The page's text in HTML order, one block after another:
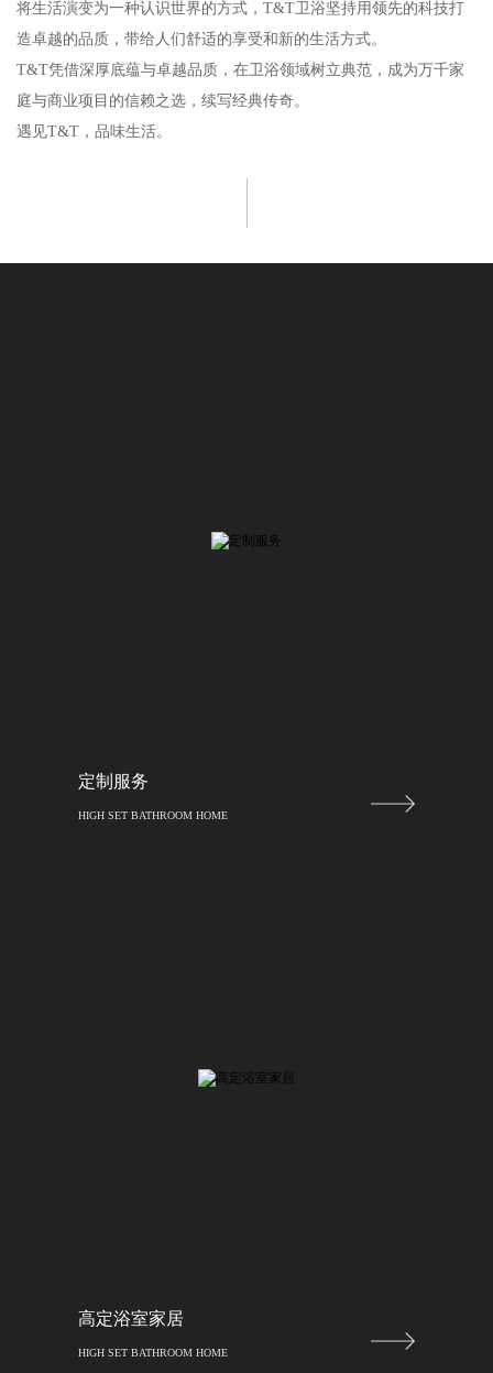
将生活演变为一种认识世界的方式，T&T卫浴坚持用领先的科技打
造卓越的品质，带给人们舒适的享受和新的生活方式。
T&T凭借深厚底蕴与卓越品质，在卫浴领域树立典范，成为万千家
庭与商业项目的信赖之选，续写经典传奇。
遇见T&T，品味生活。
定制服务
HIGH SET BATHROOM HOME
高定浴室家居
HIGH SET BATHROOM HOME